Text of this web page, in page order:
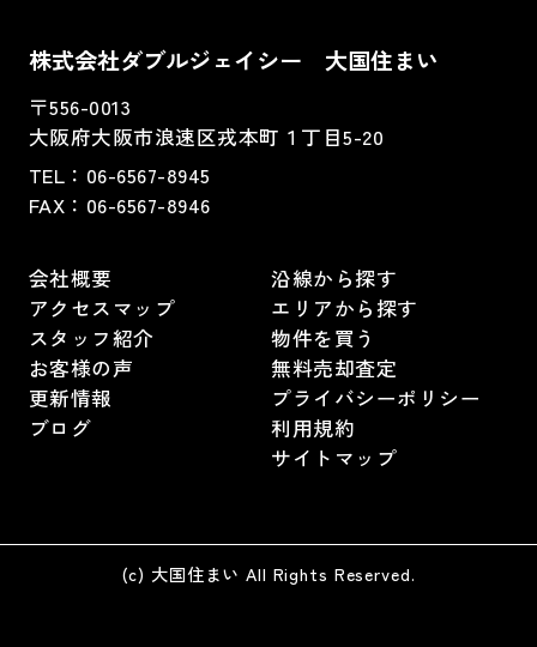
株式会社ダブルジェイシー 大国住まい
〒556-0013
大阪府大阪市浪速区戎本町１丁目5-20
TEL： 06-6567-8945
FAX：06-6567-8946
会社概要
アクセスマップ
スタッフ紹介
お客様の声
更新情報
ブログ
沿線から探す
エリアから探す
物件を買う
無料売却査定
プライバシーポリシー
利用規約
サイトマップ
(c) 大国住まい All Rights Reserved.